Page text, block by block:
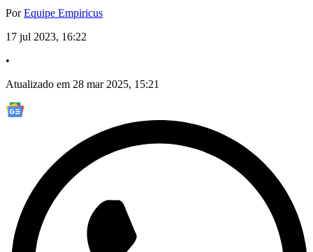
PorEquipe Empiricus
17 jul 2023, 16:22
•
Atualizado em 28 mar 2025, 15:21